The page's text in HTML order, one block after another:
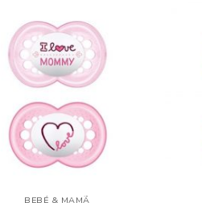
ADICIONAR
A LISTA DE
DESEJOS
BEBÉ & MAMÃ